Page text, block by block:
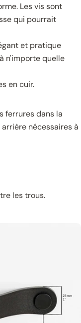
Les vis sont
qui pourrait
et pratique
n'importe quelle
en cuir.
ferrures dans la
nécessaires à
les trous.